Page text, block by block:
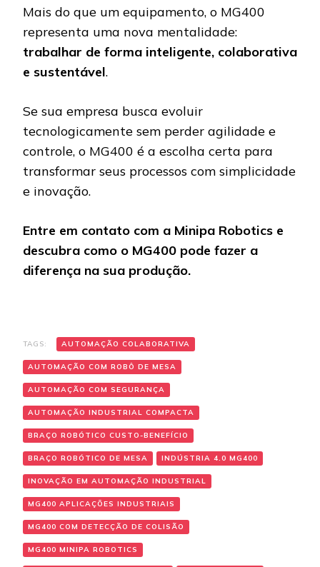
Mais do que um equipamento, o MG400
representa uma nova mentalidade:
trabalhar de forma inteligente, colaborativa
e sustentável.
Se sua empresa busca evoluir
tecnologicamente sem perder agilidade e
controle, o MG400 é a escolha certa para
transformar seus processos com simplicidade
e inovação.
Entre em contato com a Minipa Robotics e
descubra como o MG400 pode fazer a
diferença na sua produção.
TAGS: AUTOMAÇÃO COLABORATIVA
AUTOMAÇÃO COM ROBÔ DE MESA
AUTOMAÇÃO COM SEGURANÇA
AUTOMAÇÃO INDUSTRIAL COMPACTA
BRAÇO ROBÓTICO CUSTO-BENEFÍCIO
BRAÇO ROBÓTICO DE MESA INDÚSTRIA 4.0 MG400
INOVAÇÃO EM AUTOMAÇÃO INDUSTRIAL
MG400 APLICAÇÕES INDUSTRIAIS
MG400 COM DETECÇÃO DE COLISÃO
MG400 MINIPA ROBOTICS